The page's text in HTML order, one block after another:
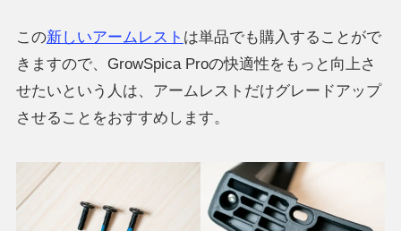
この新しいアームレスト は単品でも購入することがで
きますので、GrowSpica Proの快適性をもっと向上さ
せたいという人は、アームレストだけグレードアップ
させることをおすすめします。